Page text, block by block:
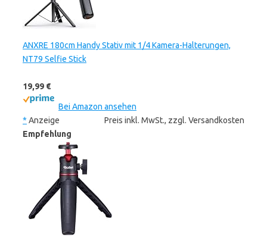
ANXRE 180cm Handy Stativ mit 1/4 Kamera-Halterungen,
NT79 Selfie Stick
19,99 €
Bei Amazon ansehen
* Anzeige
Preis inkl. MwSt., zzgl. Versandkosten
Empfehlung